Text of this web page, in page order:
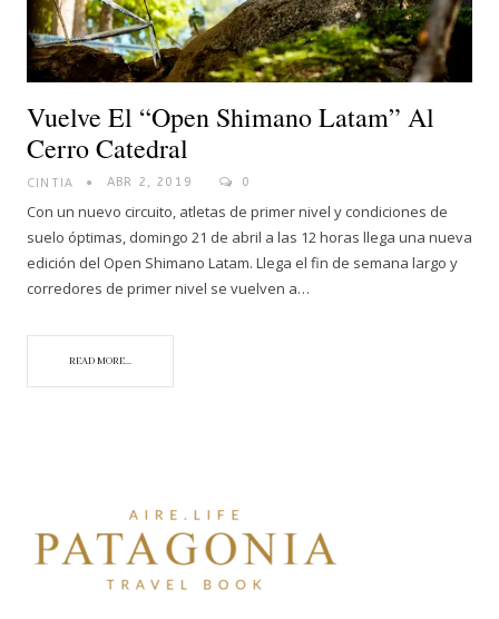
Vuelve El “Open Shimano Latam” Al
Cerro Catedral
CINTIA ABR 2, 2019 0
Con un nuevo circuito, atletas de primer nivel y condiciones de
suelo óptimas, domingo 21 de abril a las 12 horas llega una nueva
edición del Open Shimano Latam. Llega el fin de semana largo y
corredores de primer nivel se vuelven a…
READ MORE...